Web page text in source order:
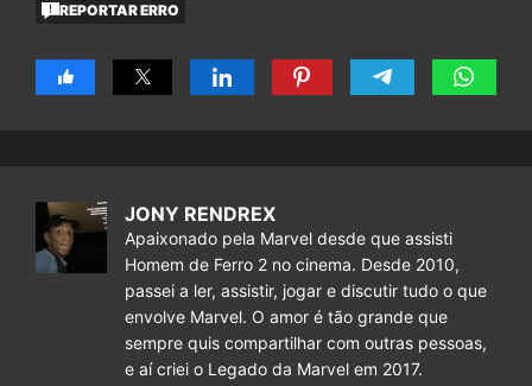
REPORTAR ERRO
JONY RENDREX
Apaixonado pela Marvel desde que assisti
Homem de Ferro 2 no cinema. Desde 2010,
passei a ler, assistir, jogar e discutir tudo o que
envolve Marvel. O amor é tão grande que
sempre quis compartilhar com outras pessoas,
e aí criei o Legado da Marvel em 2017.